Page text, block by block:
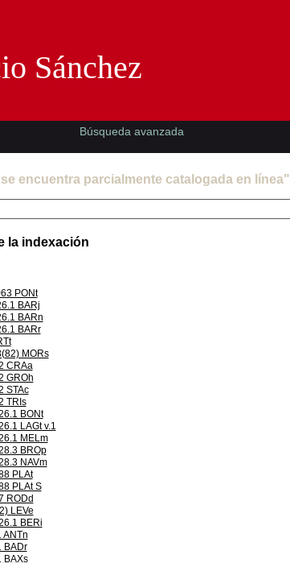
encuentra parcialmente catalogada en línea"
la indexación
PONt
BARj
BARn
BARr
MORs
CRAa
GROh
STAc
TRIs
BONt
LAGt v.1
MELm
BROp
NAVm
PLAt
PLAt S
RODd
LEVe
BERi
ANTn
BADr
BAXs
Sánchez
Búsqueda avanzada